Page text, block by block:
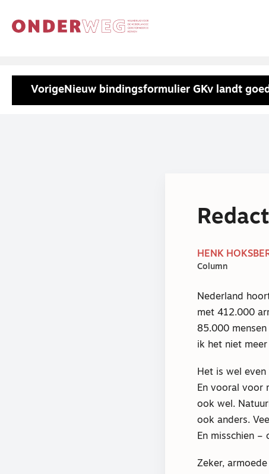
VorigeNieuw bindingsformulier GKv landt
HENK
Column
Nederland
met 412.000
85.000
ik het niet
Het is wel
En vooral voor
ook wel.
ook anders.
En misschien –
Zeker,